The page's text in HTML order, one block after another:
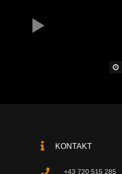
KONTAKT
+43 720 515 285